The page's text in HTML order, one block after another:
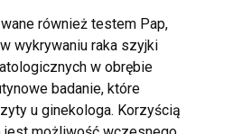
również testem Pap,
wykrywaniu raka szyjki
w obrębie
badanie, które
u ginekologa. Korzyścią